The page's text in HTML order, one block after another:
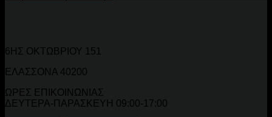
6ΗΣ ΟΚΤΩΒΡΙΟΥ 151
ΕΛΑΣΣΟΝΑ 40200
ΩΡΕΣ ΕΠΙΚΟΙΝΩΝΙΑΣ
ΔΕΥΤΕΡΑ-ΠΑΡΑΣΚΕΥΗ 09:00-17:00